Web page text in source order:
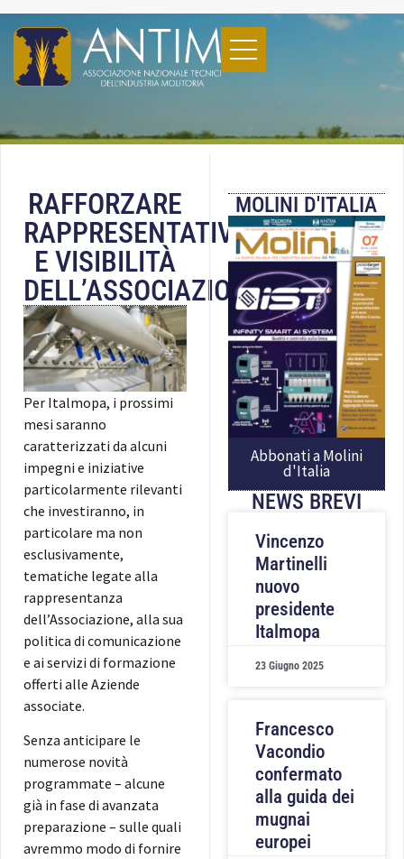
RAFFORZARE
RAPPRESENTATIVITÀ
E VISIBILITÀ
DELL’ASSOCIAZIONE
Per Italmopa, i prossimi
mesi saranno
caratterizzati da alcuni
impegni e iniziative
particolarmente rilevanti
che investiranno, in
particolare ma non
esclusivamente,
tematiche legate alla
rappresentanza
dell’Associazione, alla sua
politica di comunicazione
e ai servizi di formazione
offerti alle Aziende
associate.
Senza anticipare le
numerose novità
programmate – alcune
già in fase di avanzata
preparazione – sulle quali
avremmo modo di fornire
MOLINI D'ITALIA
Abbonati a Molini
d'Italia
NEWS BREVI
Vincenzo
Martinelli
nuovo
presidente
Italmopa
23 Giugno 2025
Francesco
Vacondio
confermato
alla guida dei
mugnai
europei